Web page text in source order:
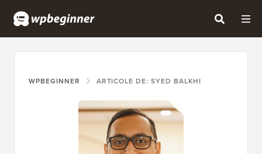
WPBEGINNER ARTICOLE DE: SYED BALKHI